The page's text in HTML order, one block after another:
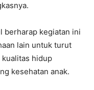
berharap kegiatan ini
lain untuk turut
hidup
kesehatan anak.